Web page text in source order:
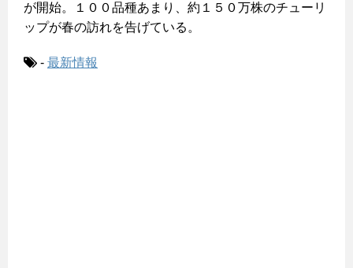
が開始。１００品種あまり、約１５０万株のチューリ
ップが春の訪れを告げている。
- 最新情報